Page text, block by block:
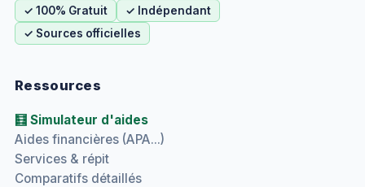
✓ 100% Gratuit
✓ Indépendant
✓ Sources officielles
Ressources
🧮 Simulateur d'aides
Aides financières (APA...)
Services & répit
Comparatifs détaillés